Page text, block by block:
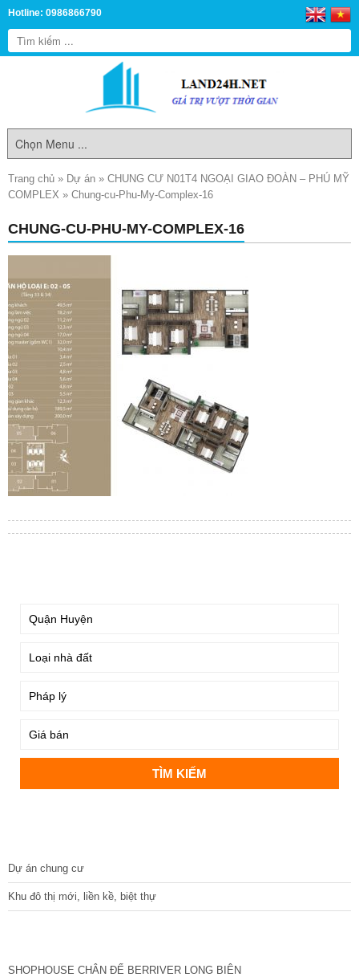
Hotline: 0986866790
Trang chủ » Dự án » CHUNG CƯ N01T4 NGOẠI GIAO ĐOÀN – PHÚ MỸ
COMPLEX » Chung-cu-Phu-My-Complex-16
CHUNG-CU-PHU-MY-COMPLEX-16
Dự án chung cư
Khu đô thị mới, liền kề, biệt thự
SHOPHOUSE CHÂN ĐẾ BERRIVER LONG BIÊN